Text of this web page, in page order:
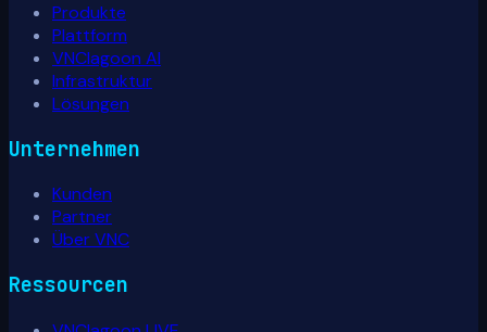
Produkte
Plattform
VNClagoon AI
Infrastruktur
Lösungen
Unternehmen
Kunden
Partner
Über VNC
Ressourcen